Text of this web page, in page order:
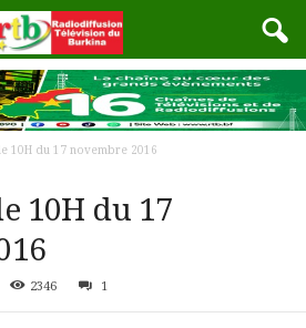
10H du 17 novembre 2016
10H du 17
2346 1